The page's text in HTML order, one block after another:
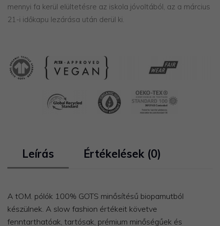
mennyi fa kerül elültetésre az iskola jóvoltából, az a március
21-i időkapu lezárása után derül ki.
Leírás Értékelések (0)
A tOM. pólók 100% GOTS minősítésű biopamutból
készülnek. A slow fashion értékeit követve
fenntarthatóak, tartósak, prémium minőségűek és